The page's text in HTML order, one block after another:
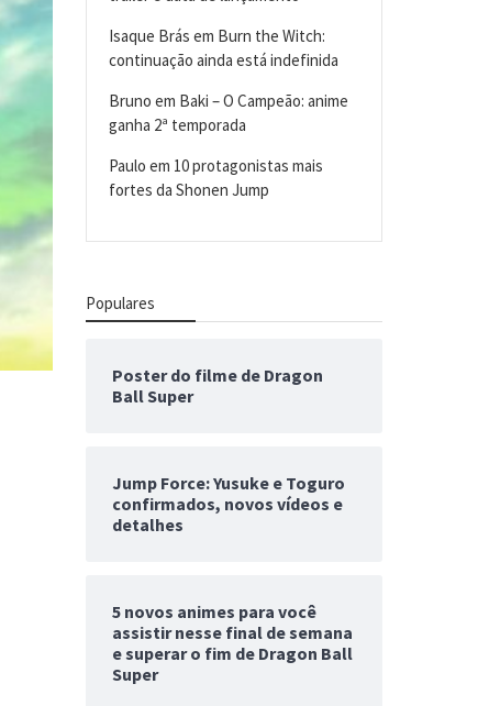
Isaque Brás em Burn the Witch:
continuação ainda está indefinida
Bruno em Baki – O Campeão: anime
ganha 2ª temporada
Paulo em 10 protagonistas mais
fortes da Shonen Jump
Populares
Poster do filme de Dragon
Ball Super
Jump Force: Yusuke e Toguro
confirmados, novos vídeos e
detalhes
5 novos animes para você
assistir nesse final de semana
e superar o fim de Dragon Ball
Super